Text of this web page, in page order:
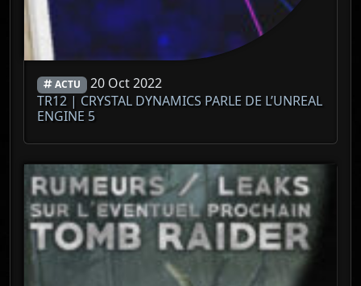
ACTU 20 Oct 2022
TR12 | CRYSTAL DYNAMICS PARLE DE L’UNREAL
ENGINE 5